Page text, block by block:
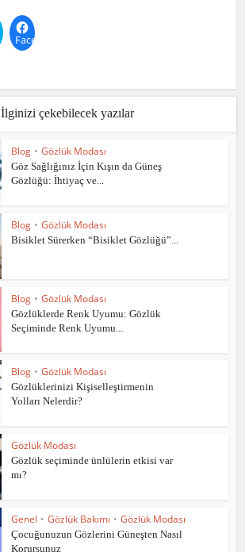
Facebook
İlginizi çekebilecek yazılar
Blog • Gözlük Modası
Göz Sağlığınız İçin Kışın da Güneş
Gözlüğü: İhtiyaç ve...
Blog • Gözlük Modası
Bisiklet Sürerken “Bisiklet Gözlüğü”...
Blog • Gözlük Modası
Gözlüklerde Renk Uyumu: Gözlük
Seçiminde Renk Uyumu...
Blog • Gözlük Modası
Gözlüklerinizi Kişiselleştirmenin
Yolları Nelerdir?
Gözlük Modası
Gözlük seçiminde ünlülerin etkisi var
mı?
Genel • Gözlük Bakımı • Gözlük Modası
Çocuğunuzun Gözlerini Güneşten Nasıl
Korursunuz